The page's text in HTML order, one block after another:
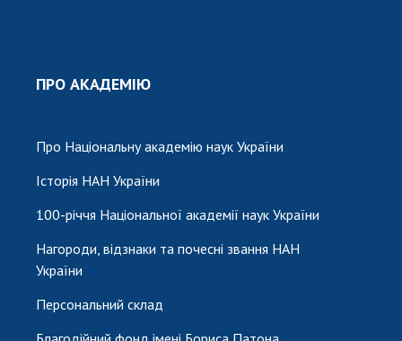
ПРО АКАДЕМІЮ
Про Національну академію наук України
Історія НАН України
100-річчя Національної академії наук України
Нагороди, відзнаки та почесні звання НАН
України
Персональний склад